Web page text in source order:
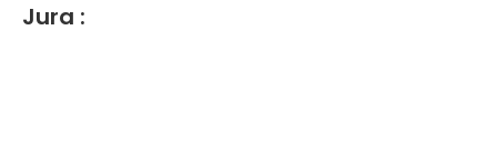
Jura :